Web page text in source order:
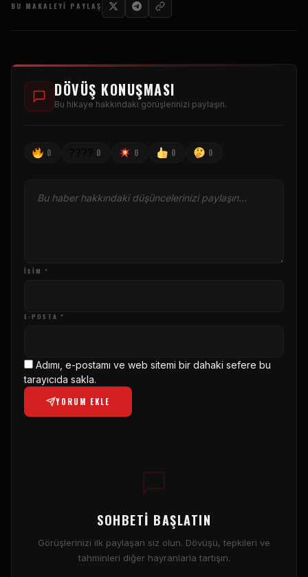
BU MAKALEYI PAYLAŞ
DÖVÜŞ KONUŞMASI
Bu hikaye hakkındaki görüşlerinizi paylaşın.
0 0 0 0 0
ISIM *
E-POSTA *
Adımı, e-postamı ve web sitemi bir dahaki sefere bu
tarayıcıda sakla.
YORUM EKLE
SOHBETI BAŞLATIN
Görüşlerinizi ilk paylaşan siz olun. Dövüşü, tepkileri ve
tahminleri diğer hayranlarla tartışın.